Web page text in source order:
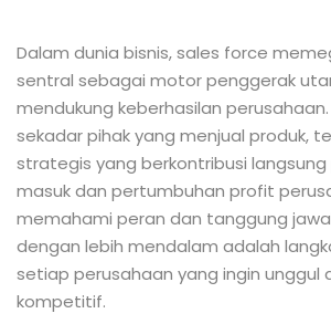
Dalam dunia bisnis, sales force
sentral sebagai motor penggerak
mendukung keberhasilan
sekadar pihak yang menjual produk,
strategis yang berkontribusi langsung
masuk dan pertumbuhan profit
memahami peran dan tanggung
dengan lebih mendalam adalah
setiap perusahaan yang ingin unggul
kompetitif.